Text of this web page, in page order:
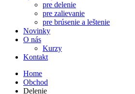
pre delenie
pre zalievanie
pre brúsenie a leštenie
Novinky
O nás
Kurzy
Kontakt
Home
Obchod
Delenie